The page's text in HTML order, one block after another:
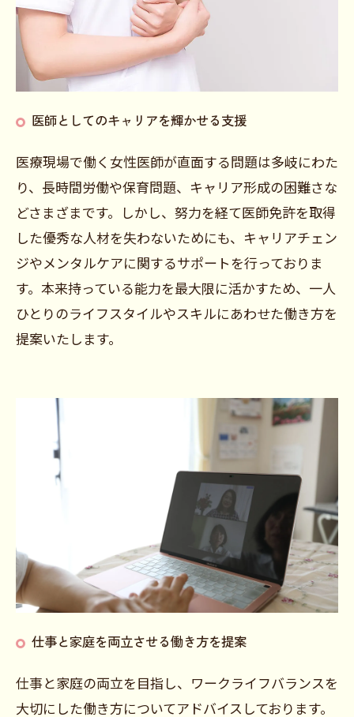
医師としてのキャリアを輝かせる支援
医療現場で働く女性医師が直面する問題は多岐にわた
り、長時間労働や保育問題、キャリア形成の困難さな
どさまざまです。しかし、努力を経て医師免許を取得
した優秀な人材を失わないためにも、キャリアチェン
ジやメンタルケアに関するサポートを行っておりま
す。本来持っている能力を最大限に活かすため、一人
ひとりのライフスタイルやスキルにあわせた働き方を
提案いたします。
仕事と家庭を両立させる働き方を提案
仕事と家庭の両立を目指し、ワークライフバランスを
大切にした働き方についてアドバイスしております。